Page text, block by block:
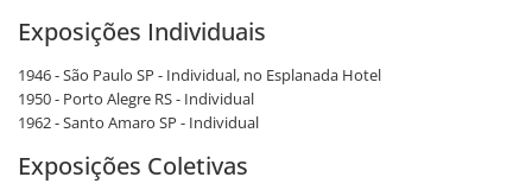
Exposições Individuais
1946 - São Paulo SP - Individual, no Esplanada Hotel
1950 - Porto Alegre RS - Individual
1962 - Santo Amaro SP - Individual
Exposições Coletivas